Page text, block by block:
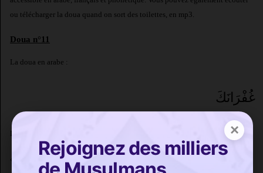
×
Rejoignez des milliers
ou télécharger la doua quand on sort des toilettes, en mp3.
Doua n°11
La doua en arabe :
غُفْرَانَكَ
L'invocation en français :
« Je te demande le pardon. »